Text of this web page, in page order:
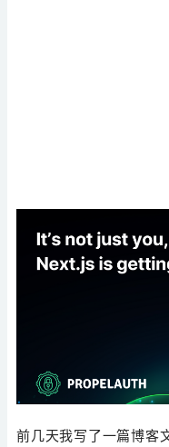
前几天我写了一篇博